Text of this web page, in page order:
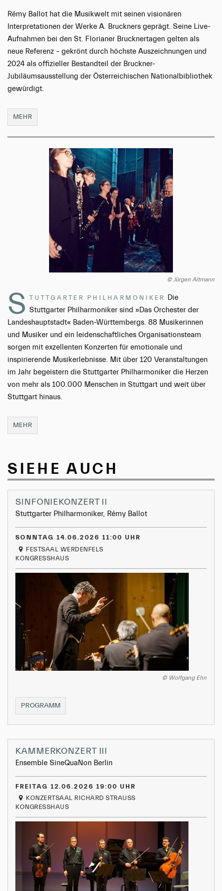
Rémy Ballot hat die Musikwelt mit seinen visionären
Interpretationen der Werke A. Bruckners geprägt. Seine Live-
Aufnahmen bei den St. Florianer Brucknertagen gelten als
neue Referenz – gekrönt durch höchste Auszeichnungen und
2024 als offizieller Bestandteil der Bruckner-
Jubiläumsausstellung der Österreichischen Nationalbibliothek
gewürdigt.
MEHR
© Jürgen Altmann
S TUTTGARTER PHILHARMONIKER
Die
Stuttgarter Philharmoniker sind »Das Orchester der
Landeshauptstadt« Baden-Württembergs. 88 Musikerinnen
und Musiker und ein leidenschaftliches Organisationsteam
sorgen mit exzellenten Konzerten für emotionale und
inspirierende Musikerlebnisse. Mit über 120 Veranstaltungen
im Jahr begeistern die Stuttgarter Philharmoniker die Herzen
von mehr als 100.000 Menschen in Stuttgart und weit über
Stuttgart hinaus.
MEHR
SIEHE AUCH
SINFONIEKONZERT II
Stuttgarter Philharmoniker, Rémy Ballot
SONNTAG 14.06.2026 11:00 UHR
FESTSAAL WERDENFELS
KONGRESSHAUS
© Wolfgang Ehn
PROGRAMMSINFONIEKONZERT
II
KAMMERKONZERT III
Ensemble SineQuaNon Berlin
FREITAG 12.06.2026 19:00 UHR
KONZERTSAAL RICHARD STRAUSS
KONGRESSHAUS